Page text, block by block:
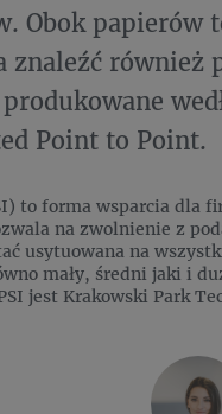
Obok papierów
również
Point to Point.
to forma wsparcia dla
na zwolnienie z
usytuowana na
mały, średni jaki i
jest Krakowski Park